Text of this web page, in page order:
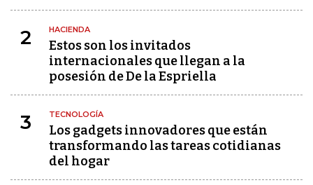
2 HACIENDA
Estos son los invitados
internacionales que llegan a la
posesión de De la Espriella
3 TECNOLOGÍA
Los gadgets innovadores que están
transformando las tareas cotidianas
del hogar